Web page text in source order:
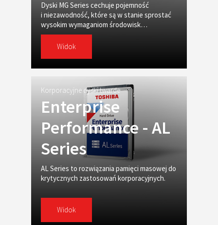
Dyski MG Series cechuje pojemność
i niezawodność, które są w stanie sprostać
wysokim wymaganiom środowisk
korporacyjnych.
Widok
Korporacyjne dyski twarde
Enterprise
Performance - AL
Series
AL Series to rozwiązania pamięci masowej do
krytycznych zastosowań korporacyjnych.
Widok